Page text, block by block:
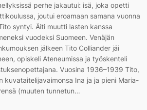
perhe jakautui: isä, joka opetti
joutui eroamaan samana vuonna
syntyi. Äiti muutti lasten kanssa
vuodeksi Suomeen. Venäjän
jälkeen Tito Colliander jäi
opiskeli Ateneumissa ja työskenteli
Vuosina 1936–1939 Tito,
kuvataitelijavaimonsa Ina ja ja pieni Maria-
(muuten tunnetun…